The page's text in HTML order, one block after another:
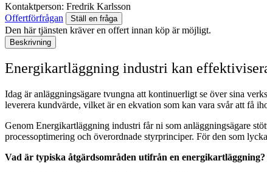
Kontaktperson: Fredrik Karlsson
Offertförfrågan
Ställ en fråga
Den här tjänsten kräver en offert innan köp är möjligt.
Beskrivning
Energikartläggning industri kan
Idag är anläggningsägare tvungna att kontinuerligt se över sina
leverera kundvärde, vilket är en ekvation som kan vara svår att få
Genom Energikartläggning industri får ni som anläggningsägare
processoptimering och överordnade styrprinciper. För den som
Vad är typiska åtgärdsområden utifrån en energikartläggning?